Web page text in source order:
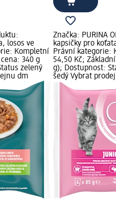
losos ve
Kompletní
340 g
zelený
dm
Značka: PURINA
kapsičky pro
Právní kategorie:
54,50 Kč;
g); Dostupnost:
šedý Vybrat